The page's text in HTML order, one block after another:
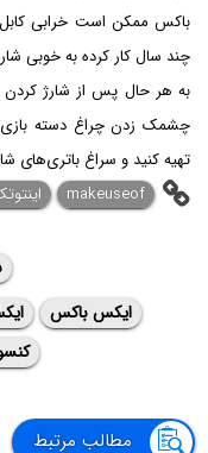
باکس ممکن است خرابی کابل
چند سال کار کرده به خوبی
به هر حال پس از شارژ
چشمک زدن چراغ دسته
تهیه کنید و سراغ باتری‌های
makeuseof
ایکس باکس
مطالب مرتبط